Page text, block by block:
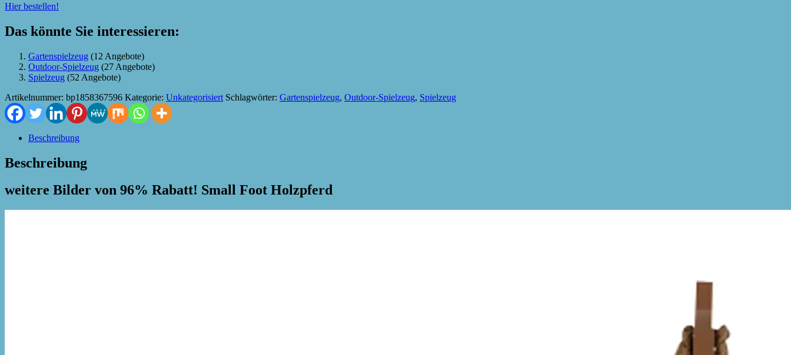
Hier bestellen!
Das könnte Sie interessieren:
Gartenspielzeug (12 Angebote)
Outdoor-Spielzeug (27 Angebote)
Spielzeug (52 Angebote)
Artikelnummer: bp1858367596 Kategorie: Unkategorisiert Schlagwörter: Gartenspielzeug, Outdoor-Spielzeug, Spielzeug
Beschreibung
Beschreibung
weitere Bilder von 96% Rabatt! Small Foot Holzpferd